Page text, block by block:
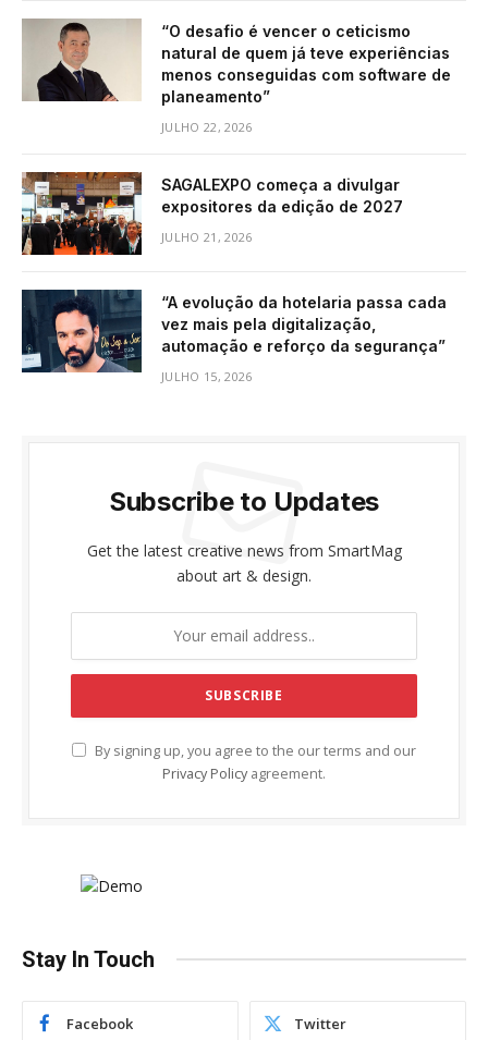
“O desafio é vencer o ceticismo
natural de quem já teve experiências
menos conseguidas com software de
planeamento”
JULHO 22, 2026
SAGALEXPO começa a divulgar
expositores da edição de 2027
JULHO 21, 2026
“A evolução da hotelaria passa cada
vez mais pela digitalização,
automação e reforço da segurança”
JULHO 15, 2026
Subscribe to Updates
Get the latest creative news from SmartMag
about art & design.
By signing up, you agree to the our terms and our
Privacy Policy agreement.
Stay In Touch
Facebook Twitter